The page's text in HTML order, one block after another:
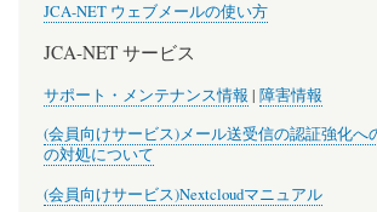
JCA-NET ウェブメールの使い方
JCA-NET サービス
サポート・メンテナンス情報 | 障害情報
(会員向けサービス)メール送受信の認証強化へ
の対処について
(会員向けサービス)Nextcloudマニュアル